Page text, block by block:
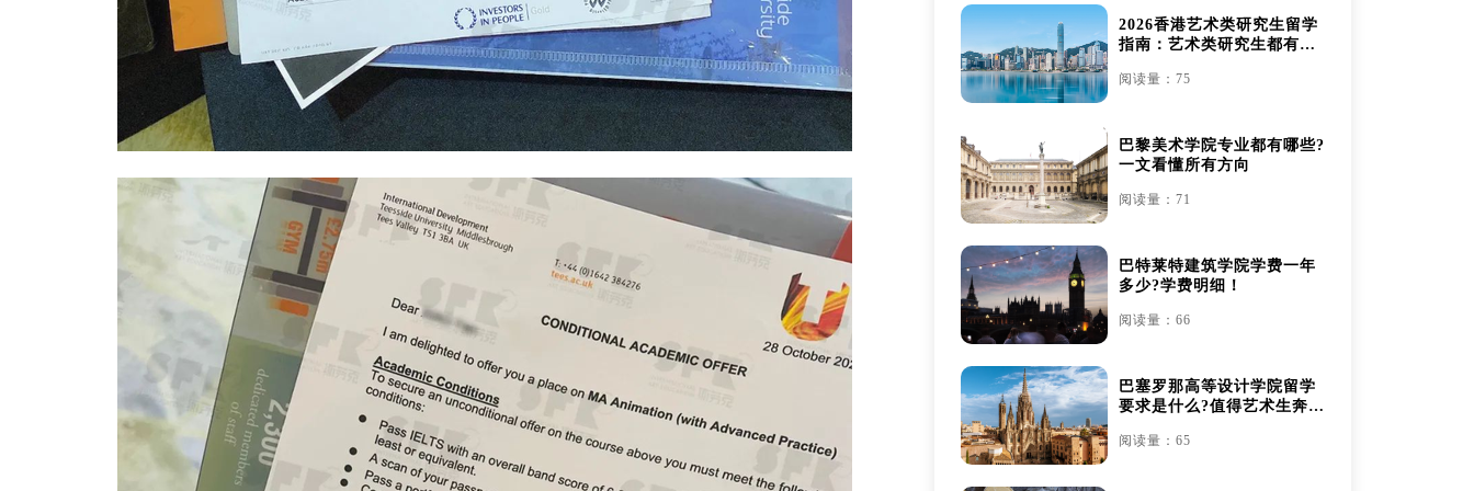
2026香港艺术类研究生留学
指南：艺术类研究生都有哪
阅读量：75
巴黎美术学院专业都有哪些?
一文看懂所有方向
阅读量：71
巴特莱特建筑学院学费一年
多少?学费明细！
阅读量：66
巴塞罗那高等设计学院留学
要求是什么?值得艺术生奔赴
阅读量：65